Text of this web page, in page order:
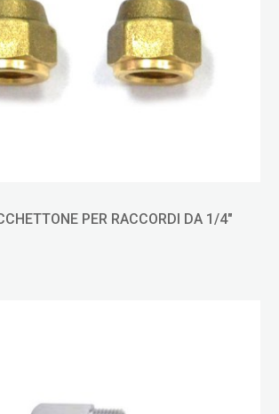
PER RACCORDI DA 1/4"